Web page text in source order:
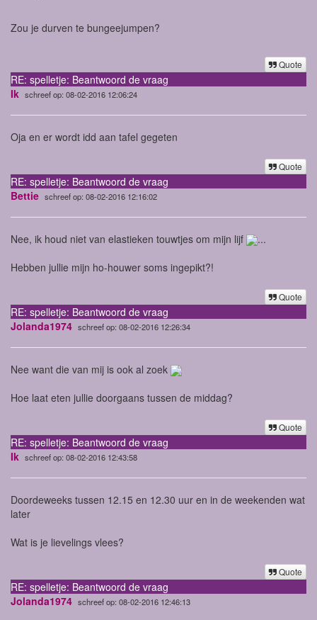
Zou je durven te bungeejumpen?
Quote
RE: spelletje: Beantwoord de vraag
Ik schreef op: 08-02-2016 12:06:24
Oja en er wordt idd aan tafel gegeten
Quote
RE: spelletje: Beantwoord de vraag
Bettie schreef op: 08-02-2016 12:16:02
Nee, ik houd niet van elastieken touwtjes om mijn lijf ...
Hebben jullie mijn ho-houwer soms ingepikt?!
Quote
RE: spelletje: Beantwoord de vraag
Jolanda1974 schreef op: 08-02-2016 12:26:34
Nee want die van mij is ook al zoek
Hoe laat eten jullie doorgaans tussen de middag?
Quote
RE: spelletje: Beantwoord de vraag
Ik schreef op: 08-02-2016 12:43:58
Doordeweeks tussen 12.15 en 12.30 uur en in de weekenden wat
later
Wat is je lievelings vlees?
Quote
RE: spelletje: Beantwoord de vraag
Jolanda1974 schreef op: 08-02-2016 12:46:13